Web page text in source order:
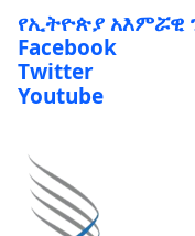
የኢትዮጵያ አእምሯዊ
Facebook
Twitter
Youtube